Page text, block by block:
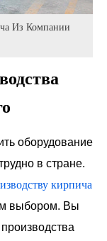
Из Компании
оборудование
в стране.
кирпича
выбором. Вы